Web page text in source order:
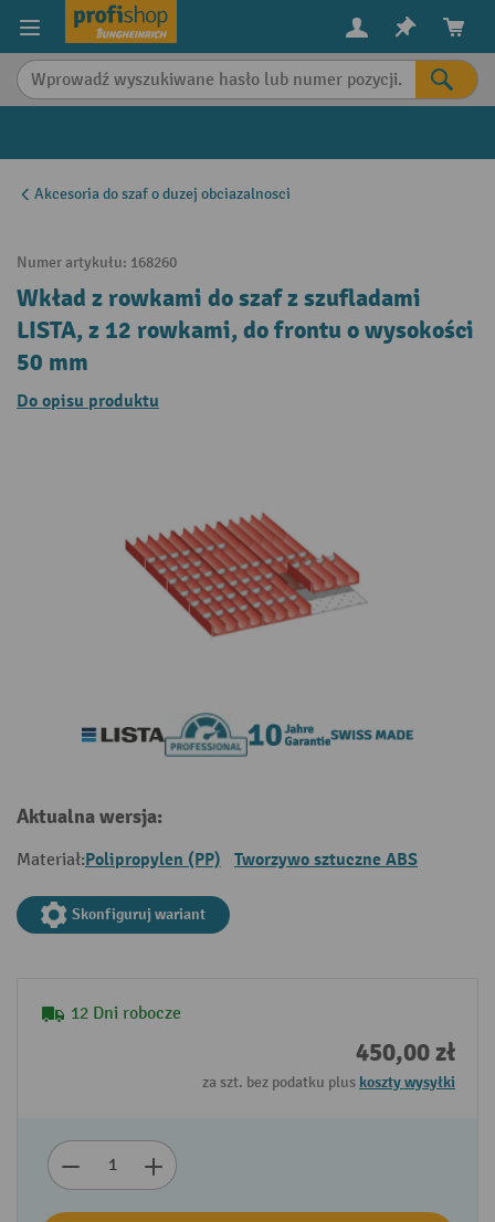
content
Akcesoria do szaf o duzej obciazalnosci
Numer artykułu: 168260
Wkład z rowkami do szaf z szufladami
LISTA, z 12 rowkami, do frontu o wysokości
50 mm
Do opisu produktu
Aktualna wersja:
Materiał:Polipropylen (PP) Tworzywo sztuczne ABS
Skonfiguruj wariant
12 Dni robocze
450,00 zł
za szt. bez podatku plus koszty wysyłki